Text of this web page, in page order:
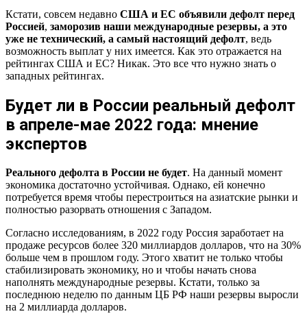
Кстати, совсем недавно США и ЕС объявили дефолт перед
Россией, заморозив наши международные резервы, а это
уже не технический, а самый настоящий дефолт, ведь
возможность выплат у них имеется. Как это отражается на
рейтингах США и ЕС? Никак. Это все что нужно знать о
западных рейтингах.
Будет ли в России реальный дефолт
в апреле-мае 2022 года: мнение
экспертов
Реального дефолта в России не будет. На данный момент
экономика достаточно устойчивая. Однако, ей конечно
потребуется время чтобы перестроиться на азиатские рынки и
полностью разорвать отношения с Западом.
Согласно исследованиям, в 2022 году Россия заработает на
продаже ресурсов более 320 миллиардов долларов, что на 30%
больше чем в прошлом году. Этого хватит не только чтобы
стабилизировать экономику, но и чтобы начать снова
наполнять международные резервы. Кстати, только за
последнюю неделю по данным ЦБ РФ наши резервы выросли
на 2 миллиарда долларов.